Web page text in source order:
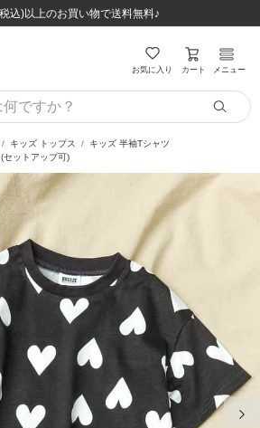
込)以上のお買い物で送料無料♪
額！！8/12(水)お昼12:59まで！！
込)以上のお買い物で送料無料♪
額！！8/12(水)お昼12:59まで！！
お気に入り カート メニュー
キッズ トップス
キッズ 半袖Tシャツ
セットアップ可)